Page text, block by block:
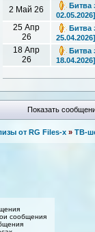
2 Май 26
Битва
25 Апр
26
Битва
18 Апр
26
Битва
Показать
от RG Files-x » ТВ-
сообщения